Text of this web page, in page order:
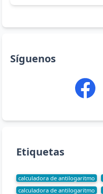
Síguenos
Etiquetas
calculadora de antilogaritmo
calculadora de antilogaritmo